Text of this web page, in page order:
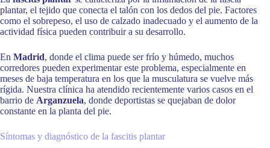
plantar, el tejido que conecta el talón con los dedos del pie. Factores
como el sobrepeso, el uso de calzado inadecuado y el aumento de la
actividad física pueden contribuir a su desarrollo.
En Madrid, donde el clima puede ser frío y húmedo, muchos
corredores pueden experimentar este problema, especialmente en
meses de baja temperatura en los que la musculatura se vuelve más
rígida. Nuestra clínica ha atendido recientemente varios casos en el
barrio de Arganzuela, donde deportistas se quejaban de dolor
constante en la planta del pie.
Síntomas y diagnóstico de la fascitis plantar